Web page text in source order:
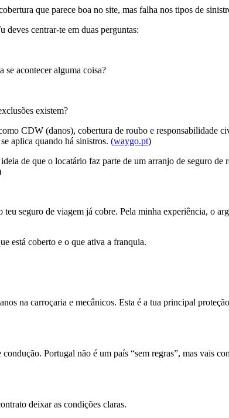
que parece boa no site, mas falha nos tipos de
centrar-te em duas perguntas:
se acontecer alguma coisa?
existem?
CDW (danos), cobertura de roubo e responsabilidade
aplica quando há sinistros. (waygo.pt)
de que o locatário faz parte de um arranjo de seguro
seguro de viagem já cobre. Pela minha experiência, o
está coberto e o que ativa a franquia.
na carroçaria e mecânicos. Esta é a tua principal
Portugal não é um país “sem regras”, mas vais
deixar as condições claras.